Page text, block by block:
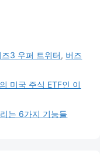
즈3 우퍼 트위터, 버즈
미국 주식 ETF인 이
는 6가지 기능들